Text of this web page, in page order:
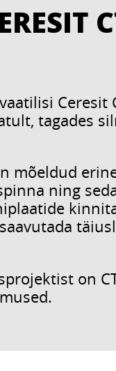
Ceresit
tagades
mõeldud
ning
on